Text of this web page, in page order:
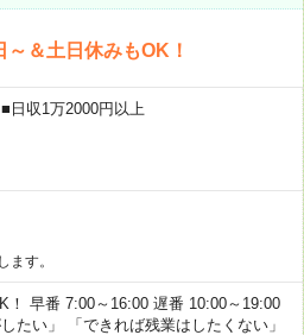
＆土日休みもOK！
収1万2000円以上
す。
早番 7:00～16:00 遅番 10:00～19:00
たい」 「できれば残業はしたくない」